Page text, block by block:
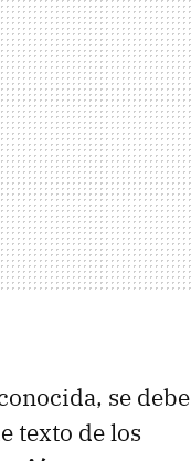
se debe
texto de los